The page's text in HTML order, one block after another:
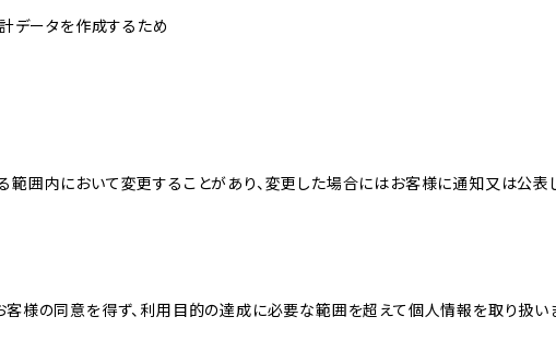
データを作成するため
囲内において変更することがあり、変更した場合にはお客様に通知又は公表し
様の同意を得ず、利用目的の達成に必要な範囲を超えて個人情報を取り扱い